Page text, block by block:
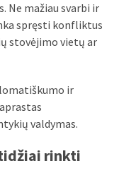
Ne mažiau svarbi ir
spręsti konfliktus
stovėjimo vietų ar
ir
valdymas.
rinkti